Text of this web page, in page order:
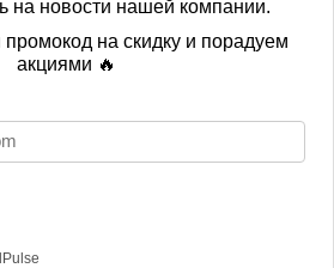
на новости нашей компании.
на скидку и порадуем
акциями 🔥